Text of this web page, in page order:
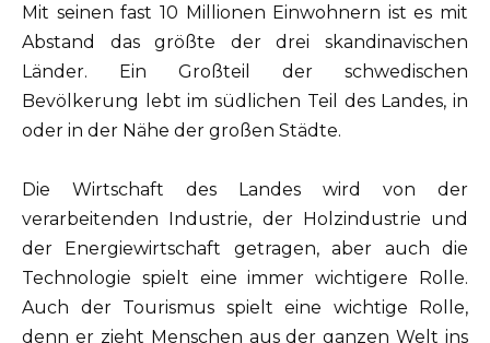
Mit seinen fast 10 Millionen Einwohnern ist es mit
Abstand das größte der drei skandinavischen
Länder. Ein Großteil der schwedischen
Bevölkerung lebt im südlichen Teil des Landes, in
oder in der Nähe der großen Städte.
Die Wirtschaft des Landes wird von der
verarbeitenden Industrie, der Holzindustrie und
der Energiewirtschaft getragen, aber auch die
Technologie spielt eine immer wichtigere Rolle.
Auch der Tourismus spielt eine wichtige Rolle,
denn er zieht Menschen aus der ganzen Welt ins